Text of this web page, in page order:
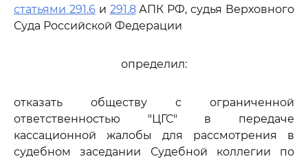
статьями 291.6и 291.8АПК РФ, судья Верховного
Суда Российской Федерации
определил:
отказать обществу с ограниченной
ответственностью "ЦГС" в передаче
кассационной жалобы для рассмотрения в
судебном заседании Судебной коллегии по